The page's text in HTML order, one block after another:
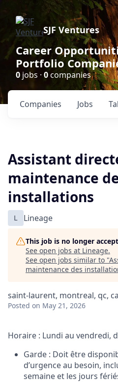
SJF Ventures
Career
Portfolio
0 jobs · 0companies
Jobs
Companies
Assistant
maintenance
installations
L Lineage
This job is no longer
See open jobs at Lineage.
See open jobs similar to "
maintenance des
saint-laurent, montreal, qc,
Posted on May 21, 2026
Horaire : Lundi au vendredi,
Garde : Doit être
d’urgence au besoin,
semaine et les jours